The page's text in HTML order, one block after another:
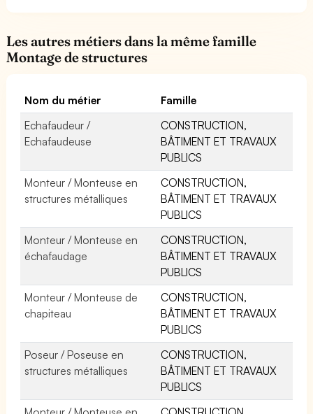
Les autres métiers dans la même famille
Montage de structures
Nom du métier
Famille
Echafaudeur /
Echafaudeuse
CONSTRUCTION,
BÂTIMENT ET TRAVAUX
PUBLICS
Monteur / Monteuse en
structures métalliques
CONSTRUCTION,
BÂTIMENT ET TRAVAUX
PUBLICS
Monteur / Monteuse en
échafaudage
CONSTRUCTION,
BÂTIMENT ET TRAVAUX
PUBLICS
Monteur / Monteuse de
chapiteau
CONSTRUCTION,
BÂTIMENT ET TRAVAUX
PUBLICS
Poseur / Poseuse en
structures métalliques
CONSTRUCTION,
BÂTIMENT ET TRAVAUX
PUBLICS